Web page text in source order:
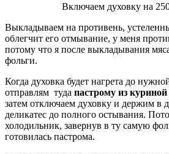
Включаем духовку на
Выкладываем на противень,
облегчит его отмывание, у меня
потому что я после выкладывания
фольги.
Когда духовка будет нагрета до
отправлям туда пастрому из куриной
затем отключаем духовку и держим в
деликатес до полного остывания.
холодильник, завернув в ту самую
готовилась пастрома.